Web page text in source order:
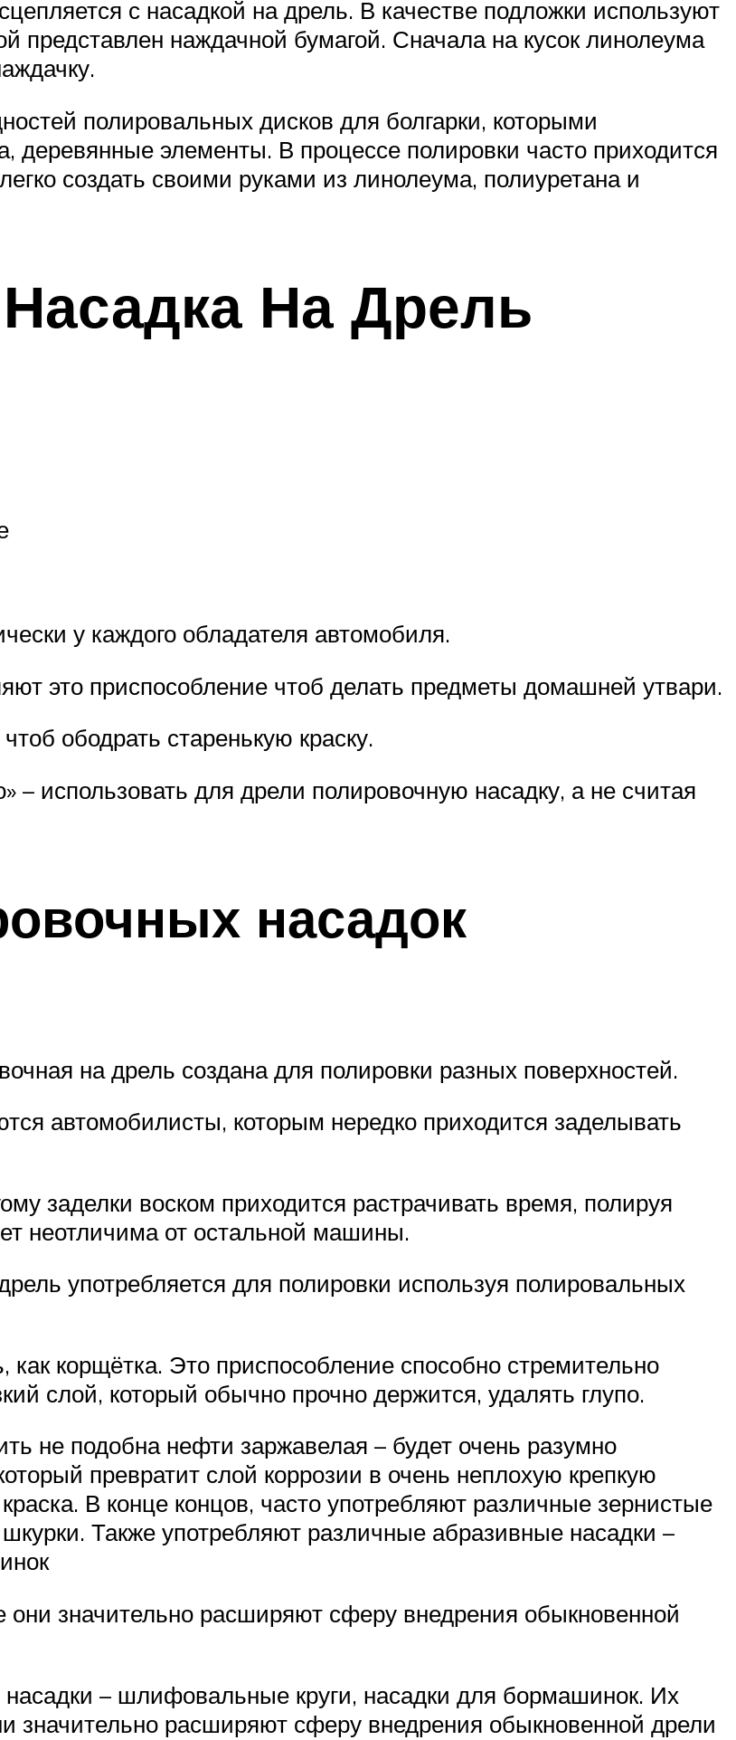
с насадкой на дрель. В качестве подложки используют
представлен наждачной бумагой. Сначала на кусок линолеума
полировальных дисков для болгарки, которыми
деревянные элементы. В процессе полировки часто приходится
создать своими руками из линолеума, полиуретана и
На Дрель
у каждого обладателя автомобиля.
это приспособление чтоб делать предметы домашней утвари.
ободрать старенькую краску.
– использовать для дрели полировочную насадку, а не считая
насадок
на дрель создана для полировки разных поверхностей.
автомобилисты, которым нередко приходится заделывать
заделки воском приходится растрачивать время, полируя
неотличима от остальной машины.
употребляется для полировки используя полировальных
корщётка. Это приспособление способно стремительно
слой, который обычно прочно держится, удалять глупо.
не подобна нефти заржавелая – будет очень разумно
превратит слой коррозии в очень неплохую крепкую
В конце концов, часто употребляют различные зернистые
Также употребляют различные абразивные насадки –
значительно расширяют сферу внедрения обыкновенной
– шлифовальные круги, насадки для бормашинок. Их
расширяют сферу внедрения обыкновенной дрели